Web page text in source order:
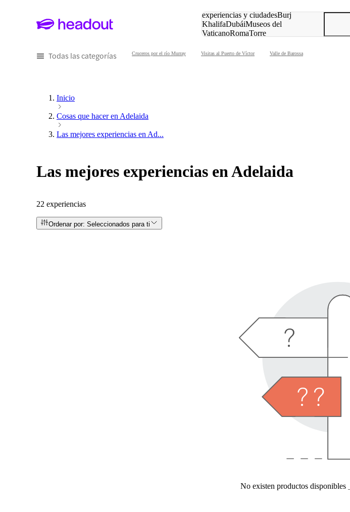
experiencias y ciudadesBurj
KhalifaDubáiMuseos del
VaticanoRomaTorre
Todas las categorías Cruceros por el río Murray Visitas al Puerto de Víctor Valle de Barossa
Inicio
Cosas que hacer en Adelaida
Las mejores experiencias en Ad...
Las mejores experiencias en Adelaida
22 experiencias
Ordenar por: Seleccionados para ti
No existen productos disponibles